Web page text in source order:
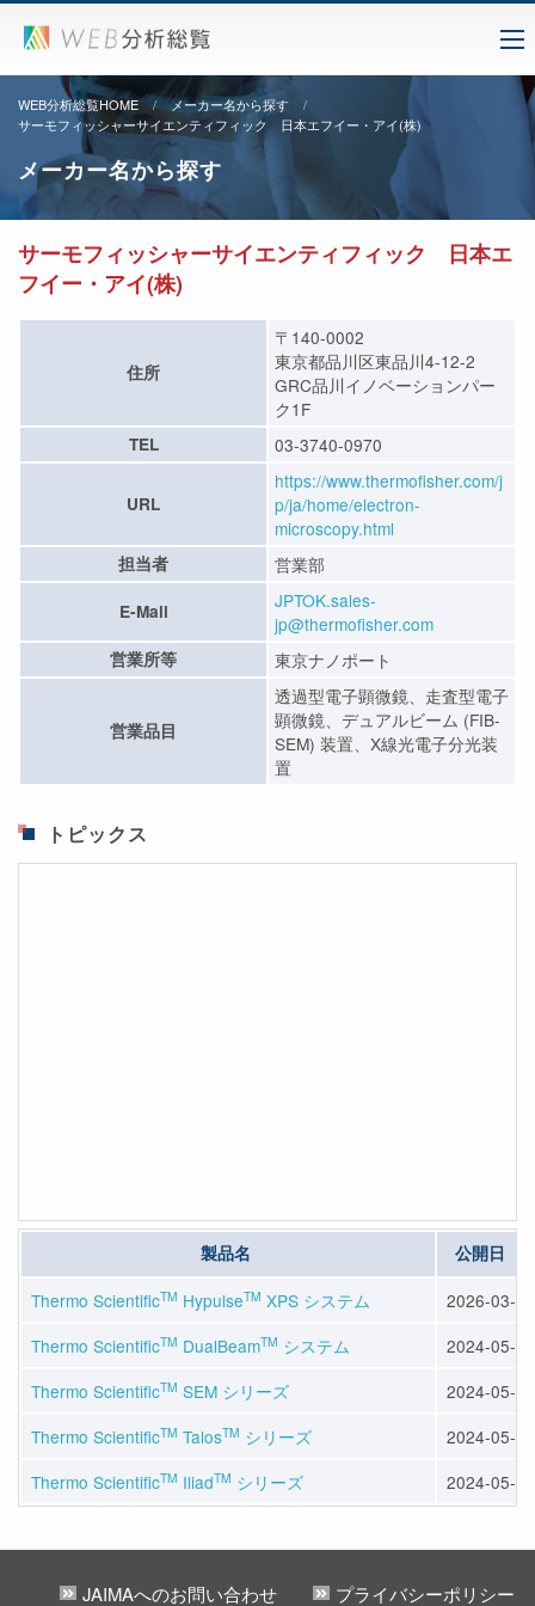
WEB分析総覧HOME
メーカー名から探す
サーモフィッシャーサイエンティフィック 日本エフイー・アイ(株)
メーカー名から探す
サーモフィッシャーサイエンティフィック 日本エ
フイー・アイ(株)
住所
〒140-0002
東京都品川区東品川4-12-2
GRC品川イノベーションパー
ク1F
TEL 03-3740-0970
URL
https://www.thermofisher.com/j
p/ja/home/electron-
microscopy.html
担当者 営業部
E-Mail
JPTOK.sales-
jp@thermofisher.com
営業所等 東京ナノポート
営業品目
透過型電子顕微鏡、走査型電子
顕微鏡、デュアルビーム (FIB-
SEM) 装置、X線光電子分光装
置
トピックス
製品名 公開日
Thermo ScientificTM HypulseTM XPS システム
2026-03-31
Thermo ScientiﬁcTM DualBeamTM システム
2024-05-31
Thermo ScientificTM SEM シリーズ
2024-05-31
Thermo ScientificTM TalosTM シリーズ
2024-05-31
Thermo ScientificTM IliadTM シリーズ 2024-05-31
JAIMAへのお問い合わせ プライバシーポリシー